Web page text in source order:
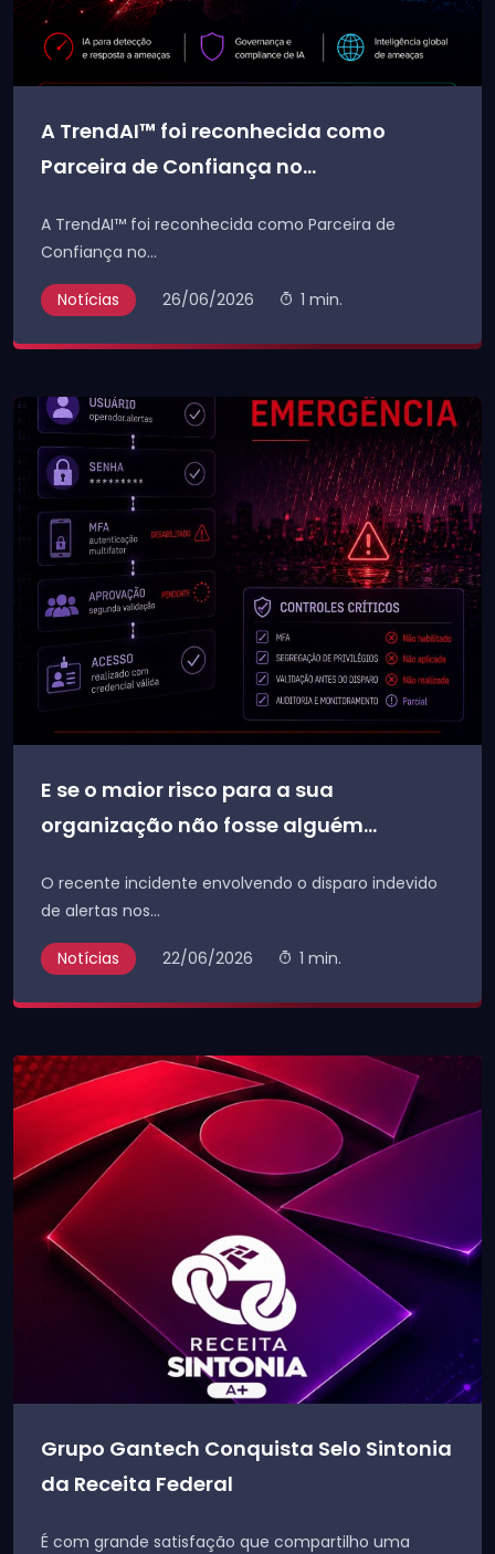
A TrendAI™ foi reconhecida como
Parceira de Confiança no...
A TrendAI™ foi reconhecida como Parceira de
Confiança no...
Notícias 26/06/2026 1 min.
E se o maior risco para a sua
organização não fosse alguém...
O recente incidente envolvendo o disparo indevido
de alertas nos...
Notícias 22/06/2026 1 min.
Grupo Gantech Conquista Selo Sintonia
da Receita Federal
É com grande satisfação que compartilho uma